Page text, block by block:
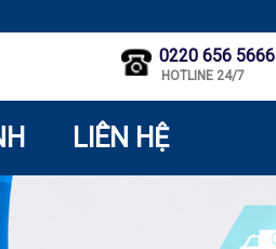
0220 656 5666
HOTLINE 24/7
LIÊN HỆ